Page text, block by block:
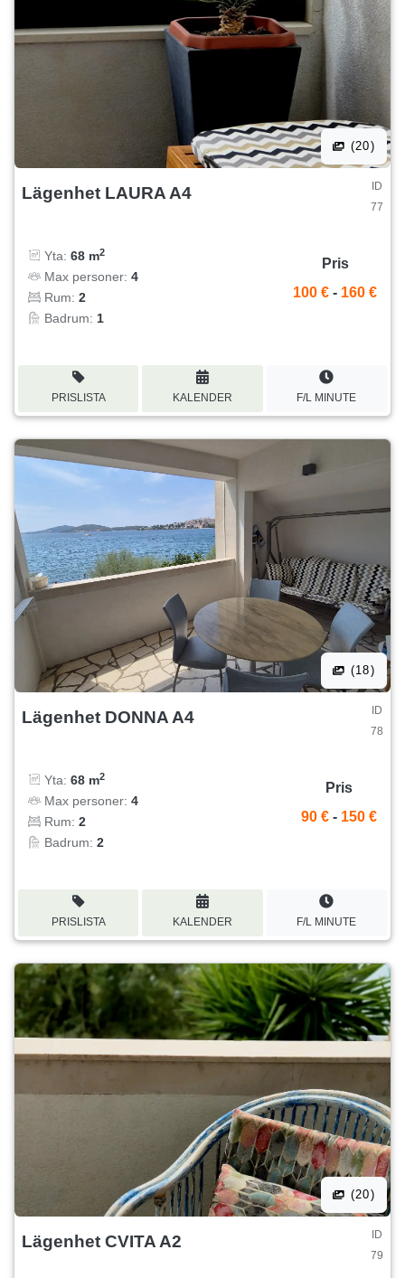
(20)
Lägenhet LAURA A4
ID
77
Yta: 68 m2
Max personer: 4
Rum: 2
Badrum: 1
Pris
100 € - 160 €
PRISLISTA KALENDER F/L MINUTE
(18)
Lägenhet DONNA A4
ID
78
Yta: 68 m2
Max personer: 4
Rum: 2
Badrum: 2
Pris
90 € - 150 €
PRISLISTA KALENDER F/L MINUTE
(20)
Lägenhet CVITA A2
ID
79